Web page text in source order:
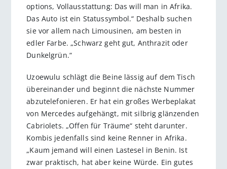
options, Vollausstattung: Das will man in Afrika.
Das Auto ist ein Statussymbol.“ Deshalb suchen
sie vor allem nach Limousinen, am besten in
edler Farbe. „Schwarz geht gut, Anthrazit oder
Dunkelgrün.“
Uzoewulu schlägt die Beine lässig auf dem Tisch
übereinander und beginnt die nächste Nummer
abzutelefonieren. Er hat ein großes Werbeplakat
von Mercedes aufgehängt, mit silbrig glänzenden
Cabriolets. „Offen für Träume“ steht darunter.
Kombis jedenfalls sind keine Renner in Afrika.
„Kaum jemand will einen Lastesel in Benin. Ist
zwar praktisch, hat aber keine Würde. Ein gutes